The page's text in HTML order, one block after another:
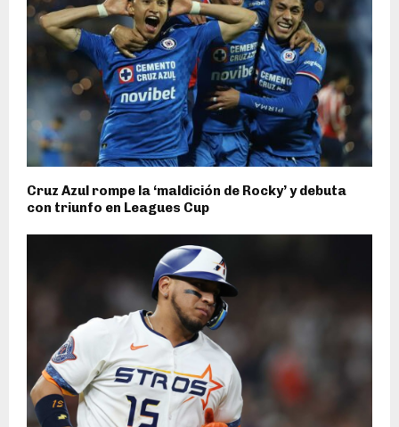
Cruz Azul rompe la ‘maldición de Rocky’ y debuta
con triunfo en Leagues Cup